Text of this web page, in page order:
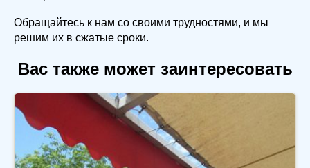
Обращайтесь к нам со своими трудностями, и мы
решим их в сжатые сроки.
Вас также может заинтересовать